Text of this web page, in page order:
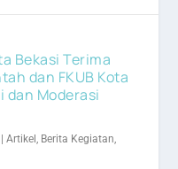
Bekasi Terima
dan FKUB Kota
dan Moderasi
|Artikel, Berita Kegiatan,